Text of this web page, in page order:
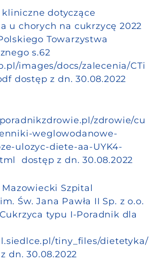
kliniczne dotyczące
u chorych na cukrzycę 2022
Towarzystwa
s.62
images/docs/zalecenia/CTi
dostęp z dn. 30.08.2022
zdrowie/cu
weglowodanowe-
ulozyc-diete-aa-UYK4-
dostęp z dn. 30.08.2022
Mazowiecki Szpital
Św. Jana Pawła II Sp. z o.o.
typu I-Poradnik dla
tiny_files/dietetyka/
dn. 30.08.2022